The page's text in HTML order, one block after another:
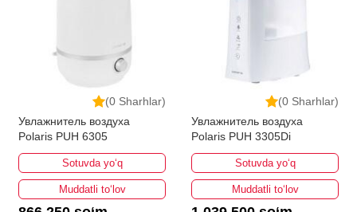
(0 Sharhlar)
Увлажнитель воздуха
Polaris PUH 6305
Sotuvda yo‘q
Muddatli to‘lov
(0 Sharhlar)
Увлажнитель воздуха
Polaris PUH 3305Di
Sotuvda yo‘q
Muddatli to‘lov